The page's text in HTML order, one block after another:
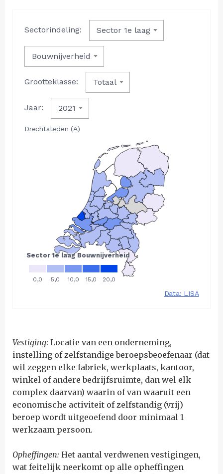
Vestiging: Locatie van een onderneming,
instelling of zelfstandige beroepsbeoefenaar (dat
wil zeggen elke fabriek, werkplaats, kantoor,
winkel of andere bedrijfsruimte, dan wel elk
complex daarvan) waarin of van waaruit een
economische activiteit of zelfstandig (vrij)
beroep wordt uitgeoefend door minimaal 1
werkzaam persoon.
Opheffingen: Het aantal verdwenen vestigingen,
wat feitelijk neerkomt op alle opheffingen